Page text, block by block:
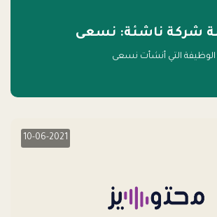
شركة ناشئة: نسعى
التي أنشأت نسعى
10-06-2021